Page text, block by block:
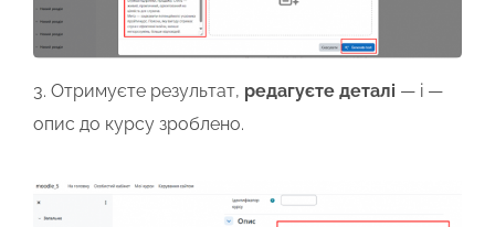
3. Отримуєте результат, редагуєте деталі — і —
опис до курсу зроблено.